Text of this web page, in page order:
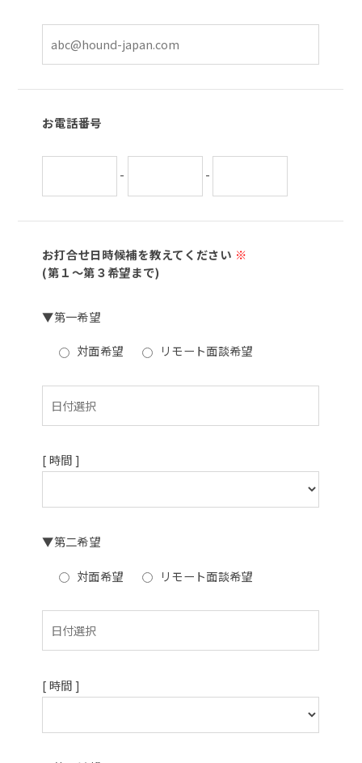
お電話番号
- -
お打合せ日時候補を教えてください ※
(第１～第３希望まで)
▼第一希望
対面希望 リモート面談希望
[ 時間 ]
▼第二希望
対面希望 リモート面談希望
[ 時間 ]